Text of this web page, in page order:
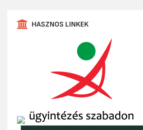
HASZNOS LINKEK